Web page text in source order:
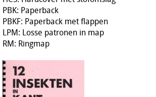
PBK: Paperback
PBKF: Paperback met flappen
LPM: Losse patronen in map
RM: Ringmap